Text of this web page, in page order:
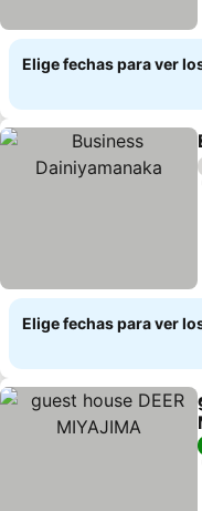
Elige fechas para ver
Elige fechas para ver